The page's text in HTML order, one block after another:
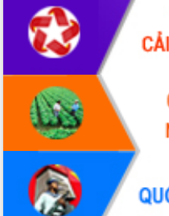
Gặp mặt các cơ quan báo chí nhân Kỷ
niệm 101 năm Ngày Báo chí Cách
mạng Việt Nam
Đắk Lắk sơ kết 4 năm triển khai thực
hiện Đề án 06 của Chính phủ
Họp báo thông tin về Hội nghị Công bố
Quy hoạch và Xúc tiến đầu tư tỉnh Đắk
Khơi thông điểm nghẽn, đẩy nhanh
giải ngân vốn khắc phục thiên tai
HĐND tỉnh thông qua điều chỉnh Quy
hoạch tỉnh thời kỳ 2021-2030